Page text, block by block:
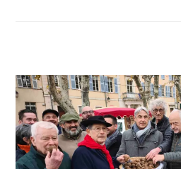
SOMMELIER,
SALONS
INTERNATIONAUX,
SPOT
BY,
TASTING
VITICOLE,
ADHÉRENT,
VIN
TOURISME,
INVITATIONS
&